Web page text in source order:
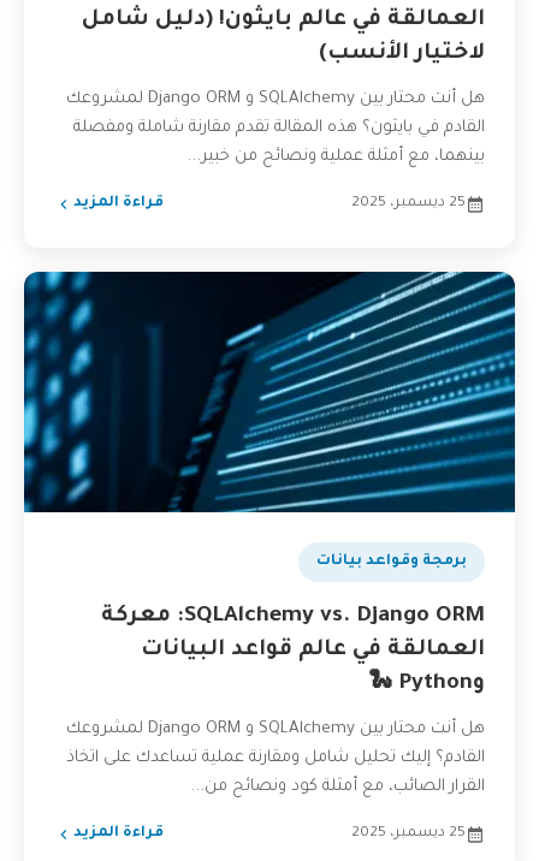
العمالقة في عالم بايثون! (دليل شامل
لاختيار الأنسب)
هل أنت محتار بين SQLAlchemy و Django ORM لمشروعك
القادم في بايثون؟ هذه المقالة تقدم مقارنة شاملة ومفصلة
بينهما، مع أمثلة عملية ونصائح من خبير...
25 ديسمبر، 2025 قراءة المزيد
برمجة وقواعد بيانات
SQLAlchemy vs. Django ORM: معركة
العمالقة في عالم قواعد البيانات
وPython 🐍
هل أنت محتار بين SQLAlchemy و Django ORM لمشروعك
القادم؟ إليك تحليل شامل ومقارنة عملية تساعدك على اتخاذ
القرار الصائب، مع أمثلة كود ونصائح من...
25 ديسمبر، 2025 قراءة المزيد